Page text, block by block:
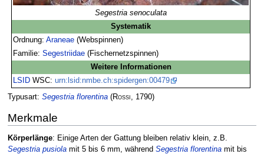
Segestria senoculata
Systematik
Ordnung:Araneae (Webspinnen)
Familie:Segestriidae (Fischernetzspinnen)
Weitere Informationen
LSID WSC:urn:lsid:nmbe.ch:spidergen:00479
Typusart: Segestria florentina(Rossi, 1790)
Merkmale
Körperlänge: Einige Arten der Gattung bleiben relativ klein, z.B.
Segestria pusiolamit 5 bis 6 mm, während Segestria florentinamit bis